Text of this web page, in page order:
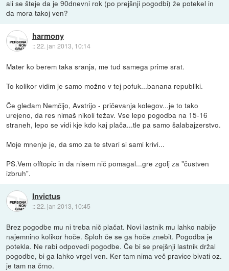
ali se šteje da je 90dnevni rok (po prejšnji pogodbi) že potekel in
da mora takoj ven?
harmony
::22. jan 2013, 10:14
Mater ko berem taka sranja, me tud samega prime srat.
To kolikor vidim je samo možno v tej pofuk...banana republiki.
Če gledam Nemčijo, Avstrijo - pričevanja kolegov...je to tako
urejeno, da res nimaš nikoli težav. Vse lepo pogodba na 15-16
straneh, lepo se vidi kje kdo kaj plača...tle pa samo šalabajzerstvo.
Moje mnenje je, da smo za te stvari si sami krivi...
PS.Vem offtopic in da nisem nič pomagal...gre zgolj za "čustven
izbruh".
Invictus
::22. jan 2013, 10:45
Brez pogodbe mu ni treba nič plačat. Novi lastnik mu lahko nabije
najemnino kolikor hoče. Sploh če se ga hoče znebit. Pogodba je
potekla. Ne rabi odpovedi pogodbe. Če bi se prejšnji lastnik držal
pogodbe, bi ga lahko vrgel ven. Ker tam nima več pravice bivati oz.
je tam na črno.